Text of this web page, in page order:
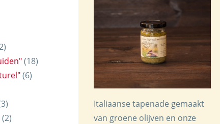
UND AKTUELLES
(18)
(6)
(2)
Italiaanse tapenade gemaakt
van groene olijven en onze